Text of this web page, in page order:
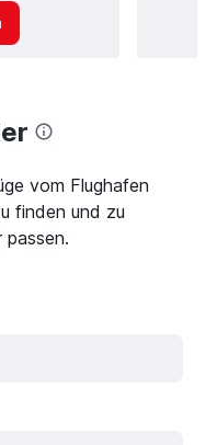
vom Flughafen
finden und zu
passen.